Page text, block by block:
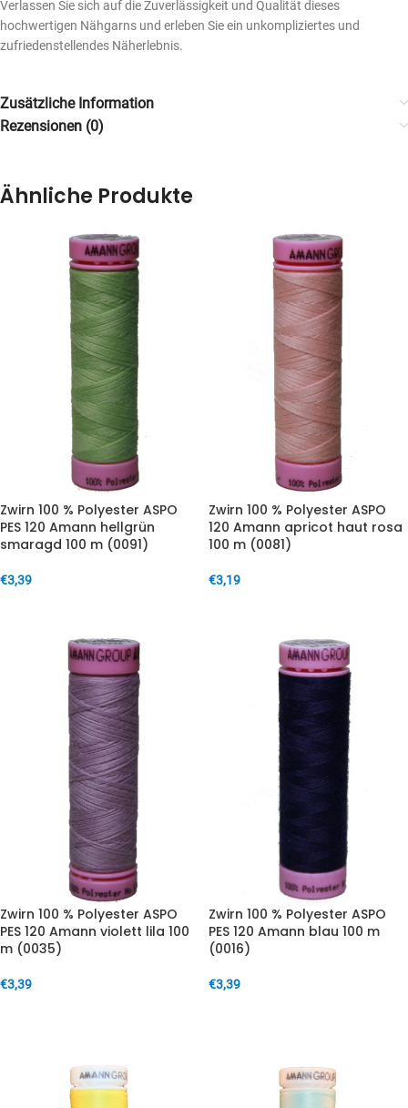
Verlassen Sie sich auf die Zuverlässigkeit und Qualität dieses
hochwertigen Nähgarns und erleben Sie ein unkompliziertes und
zufriedenstellendes Näherlebnis.
Zusätzliche Information
Rezensionen (0)
Ähnliche Produkte
Zwirn 100 % Polyester ASPO
PES 120 Amann hellgrün
smaragd 100 m (0091)
€3,39
Zwirn 100 % Polyester ASPO
120 Amann apricot haut rosa
100 m (0081)
€3,19
Zwirn 100 % Polyester ASPO
PES 120 Amann violett lila 100
m (0035)
€3,39
Zwirn 100 % Polyester ASPO
PES 120 Amann blau 100 m
(0016)
€3,39